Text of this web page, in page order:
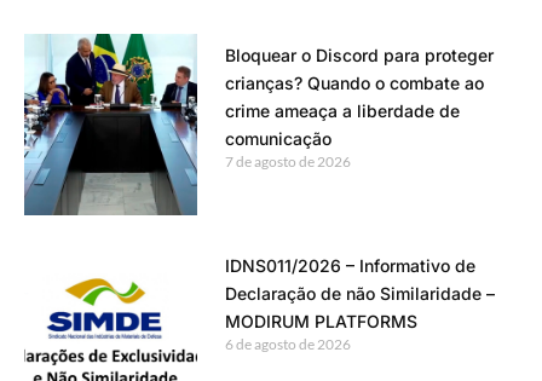
Bloquear o Discord para proteger
crianças? Quando o combate ao
crime ameaça a liberdade de
comunicação
7 de agosto de 2026
IDNS011/2026 – Informativo de
Declaração de não Similaridade –
MODIRUM PLATFORMS
6 de agosto de 2026